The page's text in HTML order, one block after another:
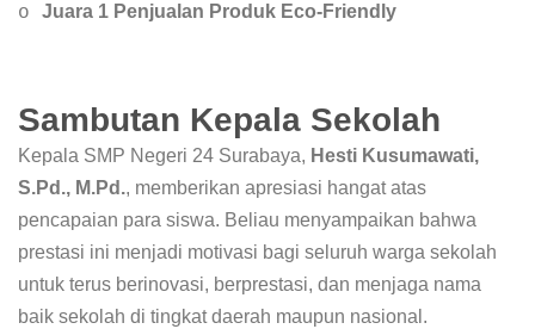
o Juara 1 Penjualan Produk Eco-Friendly
Sambutan Kepala Sekolah
Kepala SMP Negeri 24 Surabaya, Hesti Kusumawati,
S.Pd., M.Pd., memberikan apresiasi hangat atas
pencapaian para siswa. Beliau menyampaikan bahwa
prestasi ini menjadi motivasi bagi seluruh warga sekolah
untuk terus berinovasi, berprestasi, dan menjaga nama
baik sekolah di tingkat daerah maupun nasional.